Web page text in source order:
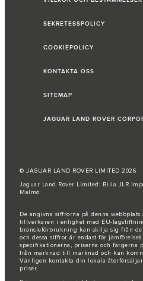
SEKRETESSPOLICY
COOKIEPOLICY
KONTAKTA OSS
SITEMAP
JAGUAR LAND ROVER
© JAGUAR LAND ROVER LIMITED 2026
Jaguar Land Rover Limited: Bilia JLR
Malmö
De angivna siffrorna på denna
tillverkaren i enlighet med EU-
bränsleförbrukning kan skilja sig från
och dessa siffror är endast för
specifikationerna, priserna och färgerna
från marknad till marknad och kan
Vänligen kontakta din lokala
priser.